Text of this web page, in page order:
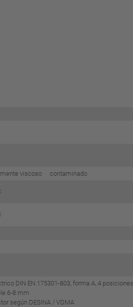
viscoso contaminado
DIN EN 175301-803, forma A, 4 posiciones
6-8 mm
según DESINA / VDMA